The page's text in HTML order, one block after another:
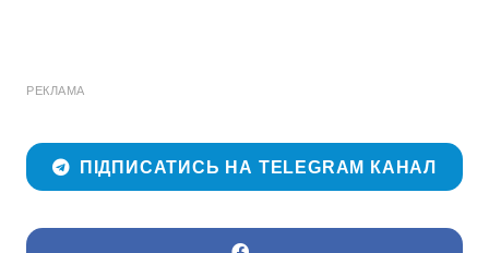
РЕКЛАМА
ПІДПИСАТИСЬ НА TELEGRAM КАНАЛ